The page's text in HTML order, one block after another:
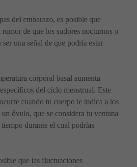
del embarazo, es posible que
rumor de que los sudores nocturnos o
una señal de que podría estar
corporal basal aumenta
del ciclo menstrual. Este
cuando tu cuerpo le indica a los
óvulo, que se considera tu ventana
durante el cual podrías
que las fluctuaciones